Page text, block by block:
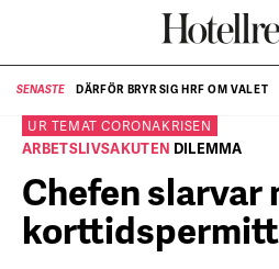
SENASTE DÄRFÖR BRYR SIG HRF OM VALET
UR TEMATCORONAKRISEN
ARBETSLIVSAKUTEN DILEMMA
Chefen slarvar